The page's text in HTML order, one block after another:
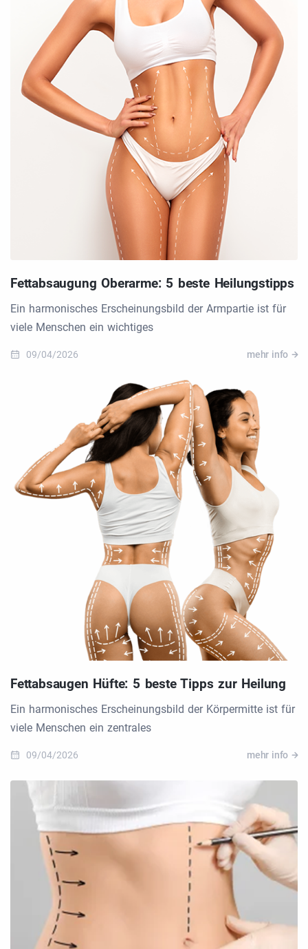
Fettabsaugung Oberarme: 5 beste Heilungstipps
Ein harmonisches Erscheinungsbild der Armpartie ist für
viele Menschen ein wichtiges
09/04/2026 mehr info
Fettabsaugen Hüfte: 5 beste Tipps zur Heilung
Ein harmonisches Erscheinungsbild der Körpermitte ist für
viele Menschen ein zentrales
09/04/2026 mehr info